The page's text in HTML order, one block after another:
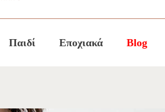
Παιδί Εποχιακά Blog